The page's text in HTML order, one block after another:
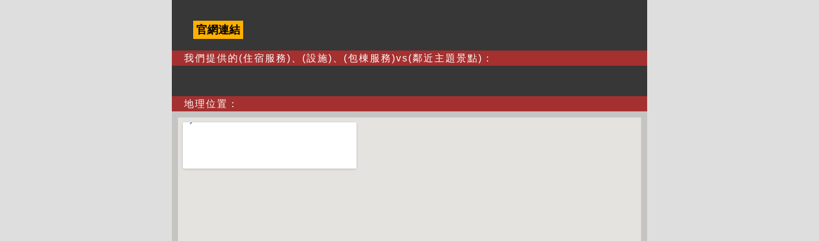
官網連結
我們提供的(住宿服務)、(設施)、(包棟服務)vs(鄰近主題景點)：
地理位置：